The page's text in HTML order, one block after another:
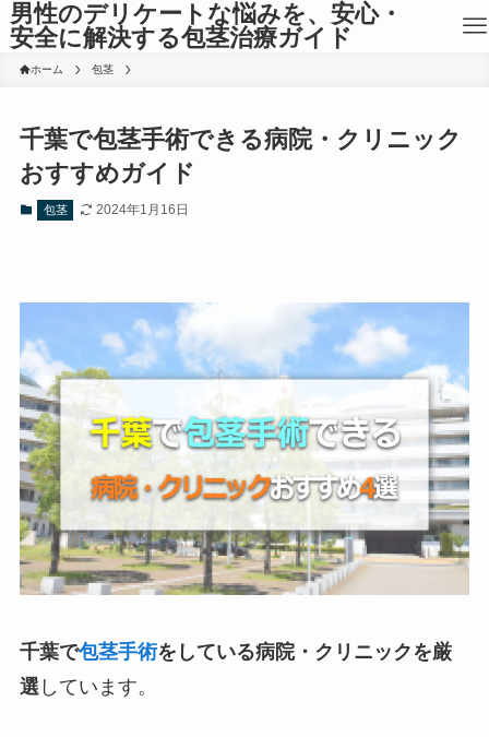
男性のデリケートな悩みを、安心・
安全に解決する包茎治療ガイド
ホーム 包茎
千葉で包茎手術できる病院・クリニック
おすすめガイド
包茎 2024年1月16日
千葉で包茎手術をしている病院・クリニックを厳
選 しています。